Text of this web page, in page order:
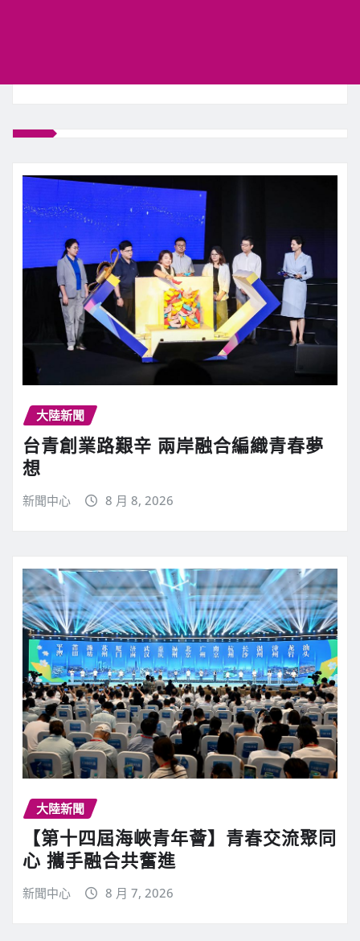
大陸新聞
台青創業路艱辛 兩岸融合編織青春夢
想
新聞中心 8 月 8, 2026
大陸新聞
【第十四屆海峽青年薈】青春交流聚同
心 攜手融合共奮進
新聞中心 8 月 7, 2026